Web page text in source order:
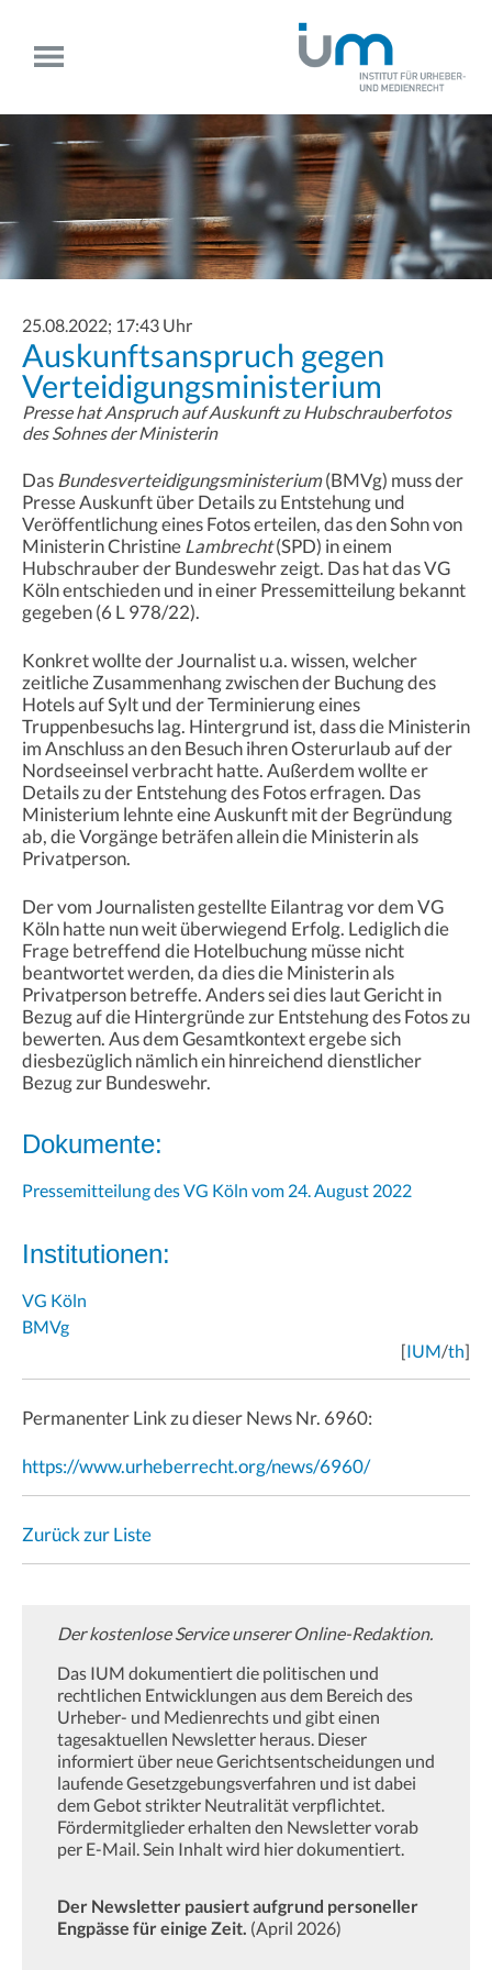
25.08.2022; 17:43 Uhr
Auskunftsanspruch gegen
Verteidigungsministerium
Presse hat Anspruch auf Auskunft zu Hubschrauberfotos
des Sohnes der Ministerin
DasBundesverteidigungsministerium(BMVg) muss der
Presse Auskunft über Details zu Entstehung und
Veröffentlichung eines Fotos erteilen, das den Sohn von
Ministerin ChristineLambrecht(SPD) in einem
Hubschrauber der Bundeswehr zeigt. Das hat das VG
Köln entschieden und in einer Pressemitteilung bekannt
gegeben (6 L 978/22).
Konkret wollte der Journalist u.a. wissen, welcher
zeitliche Zusammenhang zwischen der Buchung des
Hotels auf Sylt und der Terminierung eines
Truppenbesuchs lag. Hintergrund ist, dass die Ministerin
im Anschluss an den Besuch ihren Osterurlaub auf der
Nordseeinsel verbracht hatte. Außerdem wollte er
Details zu der Entstehung des Fotos erfragen. Das
Ministerium lehnte eine Auskunft mit der Begründung
ab, die Vorgänge beträfen allein die Ministerin als
Privatperson.
Der vom Journalisten gestellte Eilantrag vor dem VG
Köln hatte nun weit überwiegend Erfolg. Lediglich die
Frage betreffend die Hotelbuchung müsse nicht
beantwortet werden, da dies die Ministerin als
Privatperson betreffe. Anders sei dies laut Gericht in
Bezug auf die Hintergründe zur Entstehung des Fotos zu
bewerten. Aus dem Gesamtkontext ergebe sich
diesbezüglich nämlich ein hinreichend dienstlicher
Bezug zur Bundeswehr.
Dokumente:
Pressemitteilung des VG Köln vom 24. August 2022
Institutionen:
VG Köln
BMVg
[IUM/th]
Permanenter Link zu dieser News Nr. 6960:
https://www.urheberrecht.org/news/6960/
Zurück zur Liste
Der kostenlose Service unserer Online-Redaktion.
Das IUM dokumentiert die politischen und
rechtlichen Entwicklungen aus dem Bereich des
Urheber- und Medienrechts und gibt einen
tagesaktuellen Newsletter heraus. Dieser
informiert über neue Gerichtsentscheidungen und
laufende Gesetzgebungsverfahren und ist dabei
dem Gebot strikter Neutralität verpflichtet.
Fördermitglieder erhalten den Newsletter vorab
per E-Mail. Sein Inhalt wird hier dokumentiert.
Der Newsletter pausiert aufgrund personeller
Engpässe für einige Zeit. (April 2026)